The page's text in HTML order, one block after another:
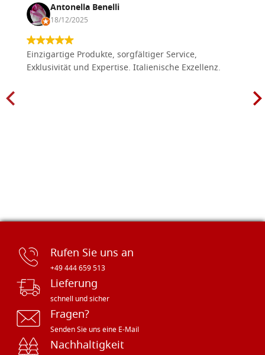
Antonella Benelli
18/12/2025
Einzigartige Produkte, sorgfältiger Service,
Exklusivität und Expertise. Italienische Exzellenz.
Rufen Sie uns an
+49 444 659 513
Lieferung
schnell und sicher
Fragen?
Senden Sie uns eine E-Mail
Nachhaltigkeit